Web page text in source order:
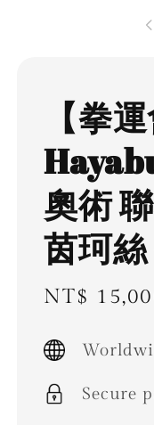
【拳運
奧術
茵珂
Sale
NT$
Secure